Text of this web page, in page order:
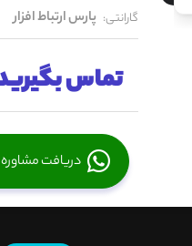
گارانتی: پارس ارتباط افزار
تماس
دریافت